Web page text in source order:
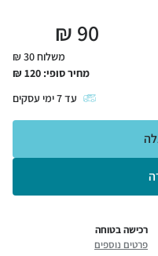
90
₪
משלוח 30 ₪
מחיר סופי: 120
₪
עד7ימי עסקים
רכישה בטוחה
פרטים נוספים